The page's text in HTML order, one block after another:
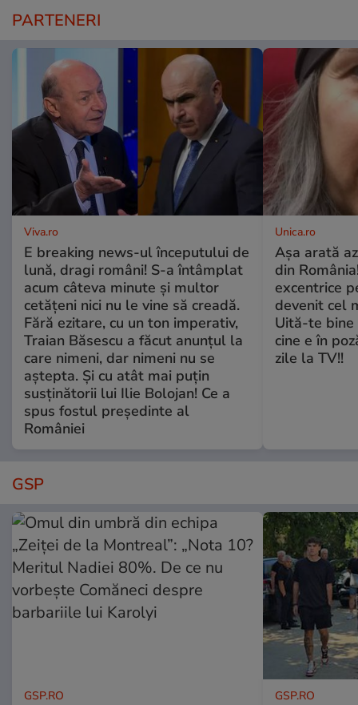
PARTENERI
Viva.ro
E breaking news-ul începutului de
lună, dragi români! S-a întâmplat
acum câteva minute și multor
cetățeni nici nu le vine să creadă.
Fără ezitare, cu un ton imperativ,
Traian Băsescu a făcut anunțul la
care nimeni, dar nimeni nu se
aștepta. Și cu atât mai puțin
susținătorii lui Ilie Bolojan! Ce a
spus fostul președinte al
României
Unica.ro
Așa arată
din
excentrice
devenit cel
Uită-te bine
cine e în
zile la TV!!
GSP
GSP.RO GSP.RO